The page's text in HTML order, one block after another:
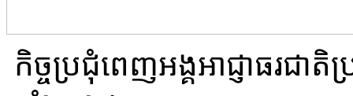
កិច្ចប្រជុំពេញអង្គអាជ្ញាធរជ